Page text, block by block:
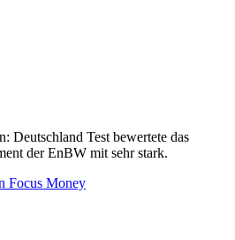
Deutschland Test bewertete das
der EnBW mit sehr stark.
Focus Money